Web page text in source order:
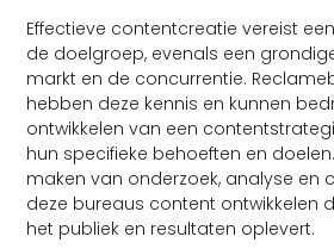
Effectieve contentcreatie vereist
de doelgroep, evenals een
markt en de concurrentie.
hebben deze kennis en kunnen
ontwikkelen van een
hun specifieke behoeften en
maken van onderzoek, analyse en
deze bureaus content ontwikkelen
het publiek en resultaten oplevert.